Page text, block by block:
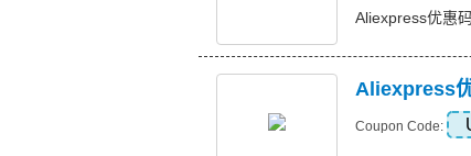
Aliexpress优惠
Aliexpress
Coupon Code: